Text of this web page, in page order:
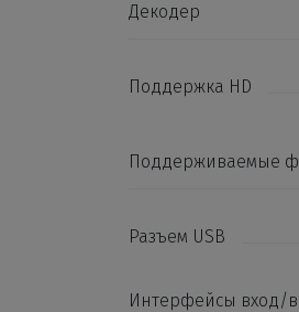
Декодер
Поддержка HD
Поддерживаемые
Разъем USB
Интерфейсы вход/